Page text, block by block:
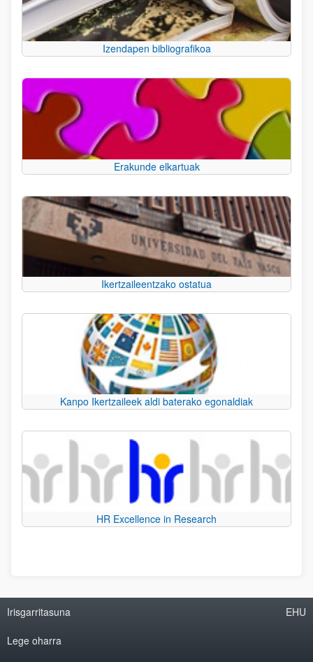
Izendapen bibliografikoa
Erakunde elkartuak
Ikertzaileentzako ostatua
Kanpo Ikertzaileek aldi baterako egonaldiak
HR Excellence in Research
Irisgarritasuna
Lege oharra
EHU